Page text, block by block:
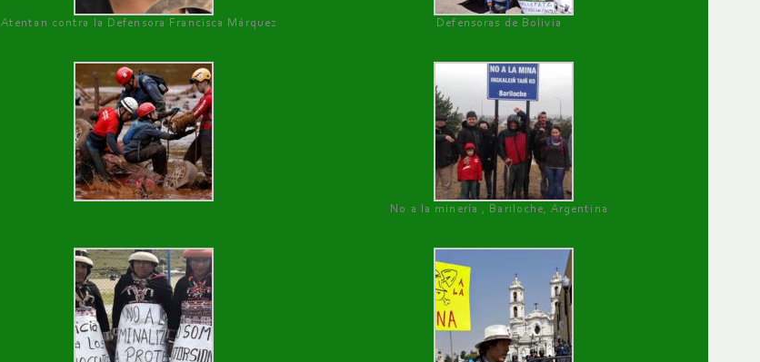
Atentan contra la Defensora Francisca Márquez Defensoras de Bolivia
No a la minería , Bariloche, Argentina